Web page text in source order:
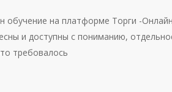
обучение на платформе Торги -
и доступны с пониманию,
требовалось